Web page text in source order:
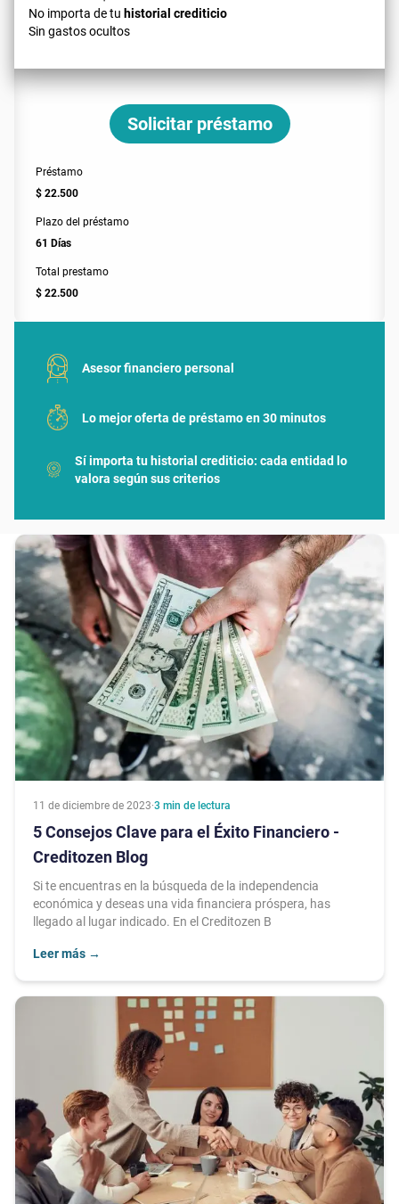
No importa de tu historial crediticio
Sin gastos ocultos
Solicitar préstamo
Préstamo
$ 22.500
Plazo del préstamo
61 Días
Total prestamo
$ 22.500
Asesor financiero personal
Lo mejor oferta de préstamo en 30 minutos
Sí importa tu historial crediticio: cada entidad lo
valora según sus criterios
11 de diciembre de 2023·3 min de lectura
5 Consejos Clave para el Éxito Financiero -
Creditozen Blog
Si te encuentras en la búsqueda de la independencia
económica y deseas una vida financiera próspera, has
llegado al lugar indicado. En el Creditozen B
Leer más →